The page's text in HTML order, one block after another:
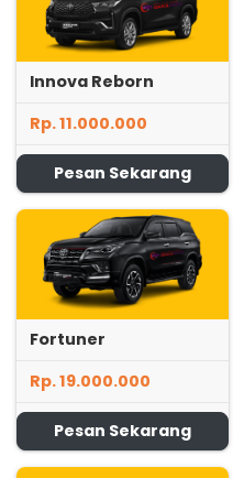
Innova Reborn
Rp. 11.000.000
Pesan Sekarang
Fortuner
Rp. 19.000.000
Pesan Sekarang